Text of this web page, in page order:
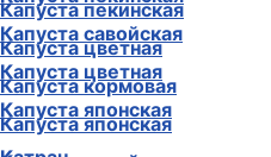
Капуста савойская
Капуста цветная
Капуста японская
Капуста пекинская
Капуста цветная
Капуста кормовая
Капуста японская